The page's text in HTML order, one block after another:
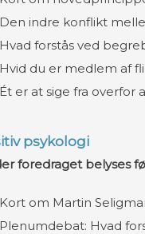
Den indre konflikt
Hvad forstås ved
Hvid du er medlem af
Ét er at sige fra
psykologi
foredraget belyses
Kort om Martin
Plenumdebat: Hvad